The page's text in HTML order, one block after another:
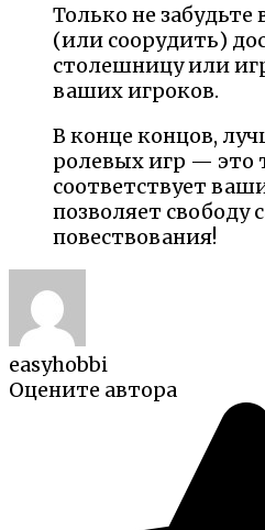
Только не
(или соорудить)
столешницу или
ваших игроков.
В конце концов,
ролевых игр — это
соответствует
позволяет
повествования!
easyhobbi
Оцените автора